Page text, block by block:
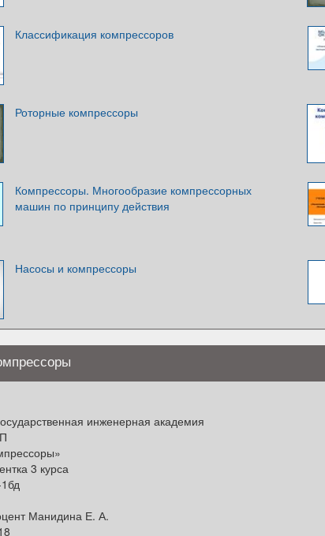
Классификация компрессоров
Роторные компрессоры
Компрессоры. Многообразие компрессорных
машин по принципу действия
Насосы и компрессоры
инженерная академия
3 курса
Манидина Е. А.